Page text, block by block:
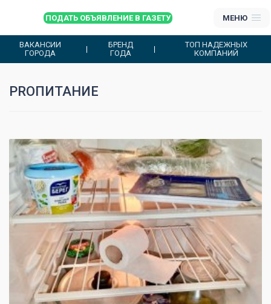
ПОДАТЬ ОБЪЯВЛЕНИЕ В ГАЗЕТУ МЕНЮ
ВАКАНСИИ
ГОРОДА
БРЕНД
ГОДА
ТОП НАДЕЖНЫХ
КОМПАНИЙ
PROПИТАНИЕ
0